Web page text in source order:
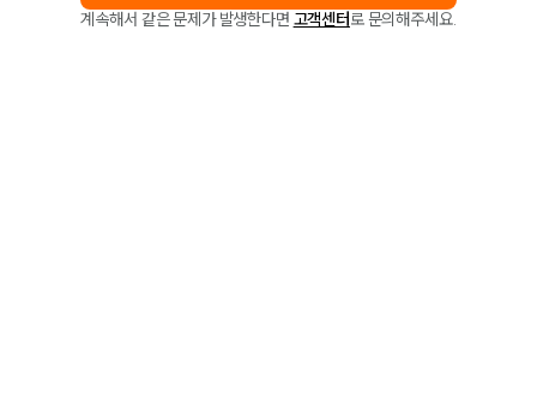
계속해서 같은 문제가 발생한다면 고객센터로 문의해주세요.